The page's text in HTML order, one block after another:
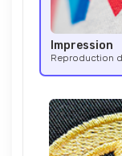
Impression
Reproduction